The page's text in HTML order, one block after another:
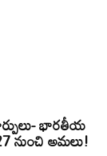
భారతీయ
నుంచి అమలు!